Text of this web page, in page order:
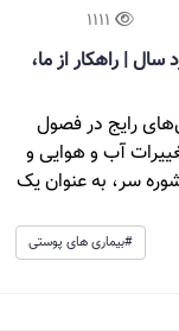
1111
| راهکار از ما،
رایج در فصول
آب و هوایی و
سر، به عنوان یک
#بیماری های پوستی